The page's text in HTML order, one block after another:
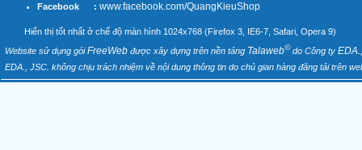
Facebook : www.facebook.com/QuangKieuShop
Hiển thị tốt nhất ở chế độ màn hình 1024x768 (Firefox 3, IE6-7, Safari, Opera 9)
Website sử dụng góiFreeWeb được xây dựng trên nền tảng Talaweb©do Công ty
EDA., JSC. không chịu trách nhiệm về nội dung thông tin do chủ gian hàng đăng tải trên